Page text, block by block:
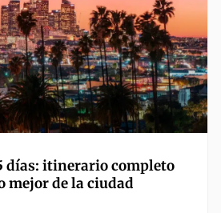
días: itinerario completo
mejor de la ciudad